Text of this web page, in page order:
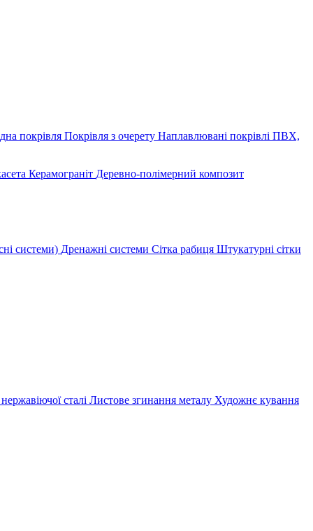
покрівля Покрівля з очерету Наплавлювані покрівлі ПВХ,
Керамограніт Деревно-полімерний композит
системи) Дренажні системи Сітка рабиця Штукатурні сітки
сталі Листове згинання металу Художнє кування